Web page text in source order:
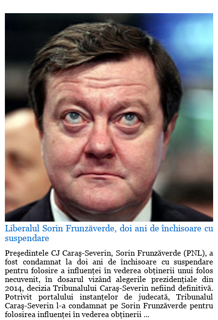
Liberalul Sorin Frunzăverde, doi ani de închisoare cu
suspendare
Preşedintele CJ Caraş-Severin, Sorin Frunzăverde (PNL), a
fost condamnat la doi ani de închisoare cu suspendare
pentru folosire a influenţei în vederea obţinerii unui folos
necuvenit, în dosarul vizând alegerile prezidenţiale din
2014, decizia Tribunalului Caraş-Severin nefiind definitivă.
Potrivit portalului instanţelor de judecată, Tribunalul
Caraş-Severin l-a condamnat pe Sorin Frunzăverde pentru
folosirea influenţei în vederea obţinerii ...